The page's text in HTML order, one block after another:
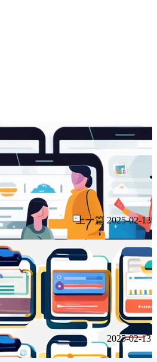
上一篇 2025-02-13
2025-02-13